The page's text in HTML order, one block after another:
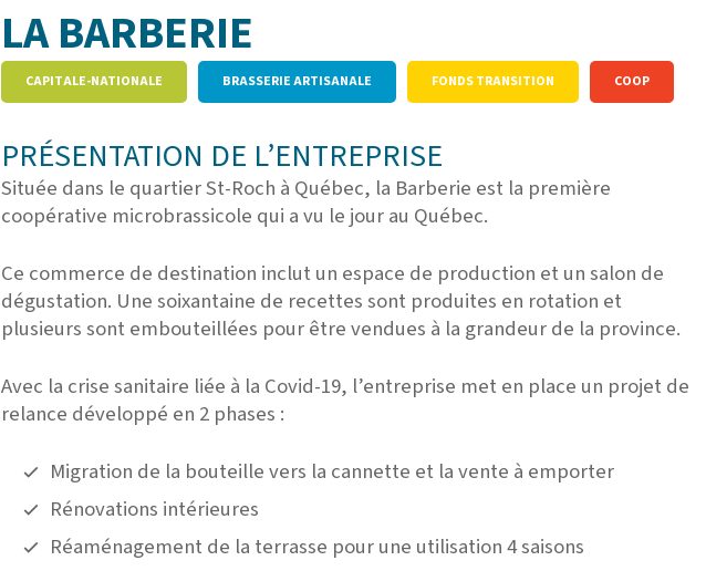
LA BARBERIE
CAPITALE-NATIONALE BRASSERIE ARTISANALE FONDS TRANSITION COOP
PRÉSENTATION DE L’ENTREPRISE
Située dans le quartier St-Roch à Québec, la Barberie est la première
coopérative microbrassicole qui a vu le jour au Québec.
Ce commerce de destination inclut un espace de production et un salon de
dégustation. Une soixantaine de recettes sont produites en rotation et
plusieurs sont embouteillées pour être vendues à la grandeur de la province.
Avec la crise sanitaire liée à la Covid-19, l’entreprise met en place un projet de
relance développé en 2 phases :
Migration de la bouteille vers la cannette et la vente à emporter
Rénovations intérieures
Réaménagement de la terrasse pour une utilisation 4 saisons